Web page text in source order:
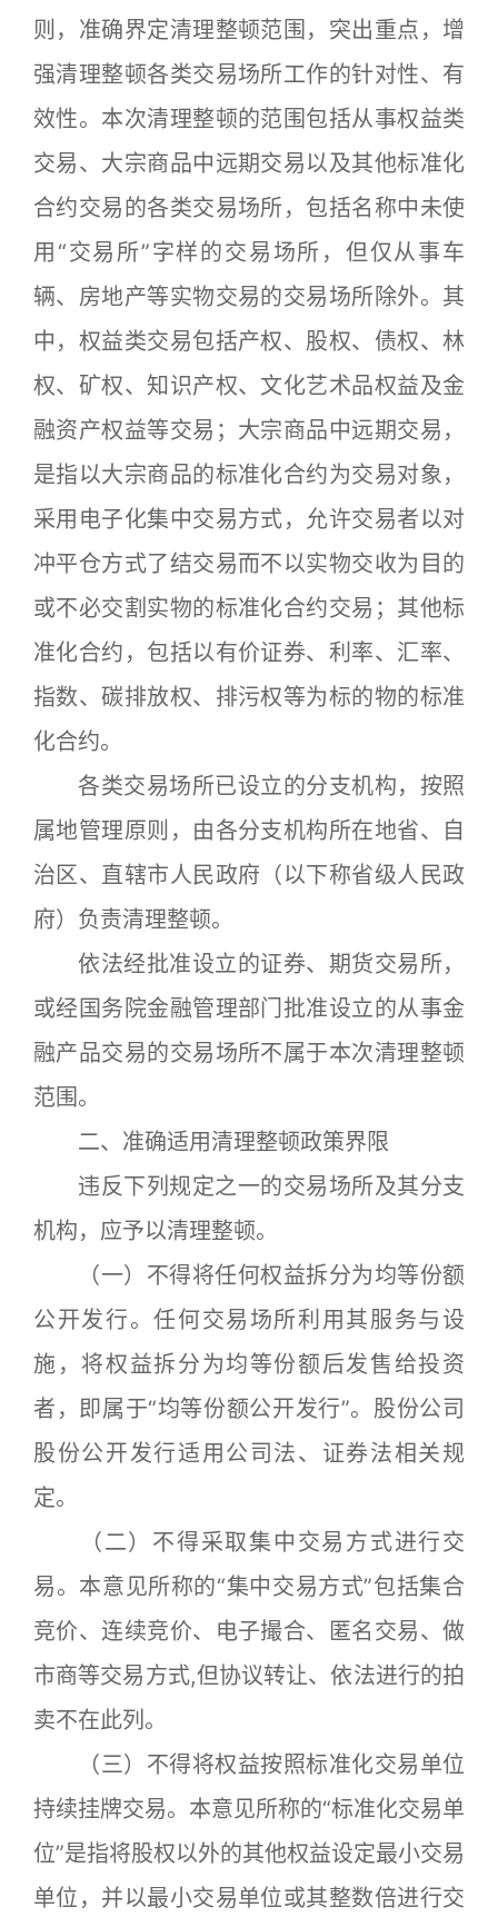
则，准确界定清理整顿范围，突出重点，增
强清理整顿各类交易场所工作的针对性、有
效性。本次清理整顿的范围包括从事权益类
交易、大宗商品中远期交易以及其他标准化
合约交易的各类交易场所，包括名称中未使
用“交易所”字样的交易场所，但仅从事车
辆、房地产等实物交易的交易场所除外。其
中，权益类交易包括产权、股权、债权、林
权、矿权、知识产权、文化艺术品权益及金
融资产权益等交易；大宗商品中远期交易，
是指以大宗商品的标准化合约为交易对象，
采用电子化集中交易方式，允许交易者以对
冲平仓方式了结交易而不以实物交收为目的
或不必交割实物的标准化合约交易；其他标
准化合约，包括以有价证券、利率、汇率、
指数、碳排放权、排污权等为标的物的标准
化合约。
各类交易场所已设立的分支机构，按照
属地管理原则，由各分支机构所在地省、自
治区、直辖市人民政府（以下称省级人民政
府）负责清理整顿。
依法经批准设立的证券、期货交易所，
或经国务院金融管理部门批准设立的从事金
融产品交易的交易场所不属于本次清理整顿
范围。
二、准确适用清理整顿政策界限
违反下列规定之一的交易场所及其分支
机构，应予以清理整顿。
（一）不得将任何权益拆分为均等份额
公开发行。任何交易场所利用其服务与设
施，将权益拆分为均等份额后发售给投资
者，即属于“均等份额公开发行”。股份公司
股份公开发行适用公司法、证券法相关规
定。
（二）不得采取集中交易方式进行交
易。本意见所称的“集中交易方式”包括集合
竞价、连续竞价、电子撮合、匿名交易、做
市商等交易方式,但协议转让、依法进行的拍
卖不在此列。
（三）不得将权益按照标准化交易单位
持续挂牌交易。本意见所称的“标准化交易单
位”是指将股权以外的其他权益设定最小交易
单位，并以最小交易单位或其整数倍进行交